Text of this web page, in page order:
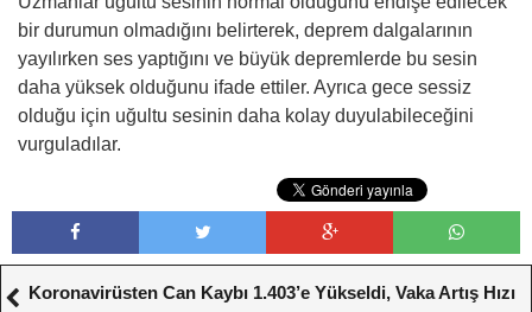
bir durumun olmadığını belirterek, deprem dalgalarının
yayılırken ses yaptığını ve büyük depremlerde bu sesin
daha yüksek olduğunu ifade ettiler. Ayrıca gece sessiz
olduğu için uğultu sesinin daha kolay duyulabileceğini
vurguladılar.
Koronavirüsten Can Kaybı 1.403’e Yükseldi, Vaka Artış Hızı